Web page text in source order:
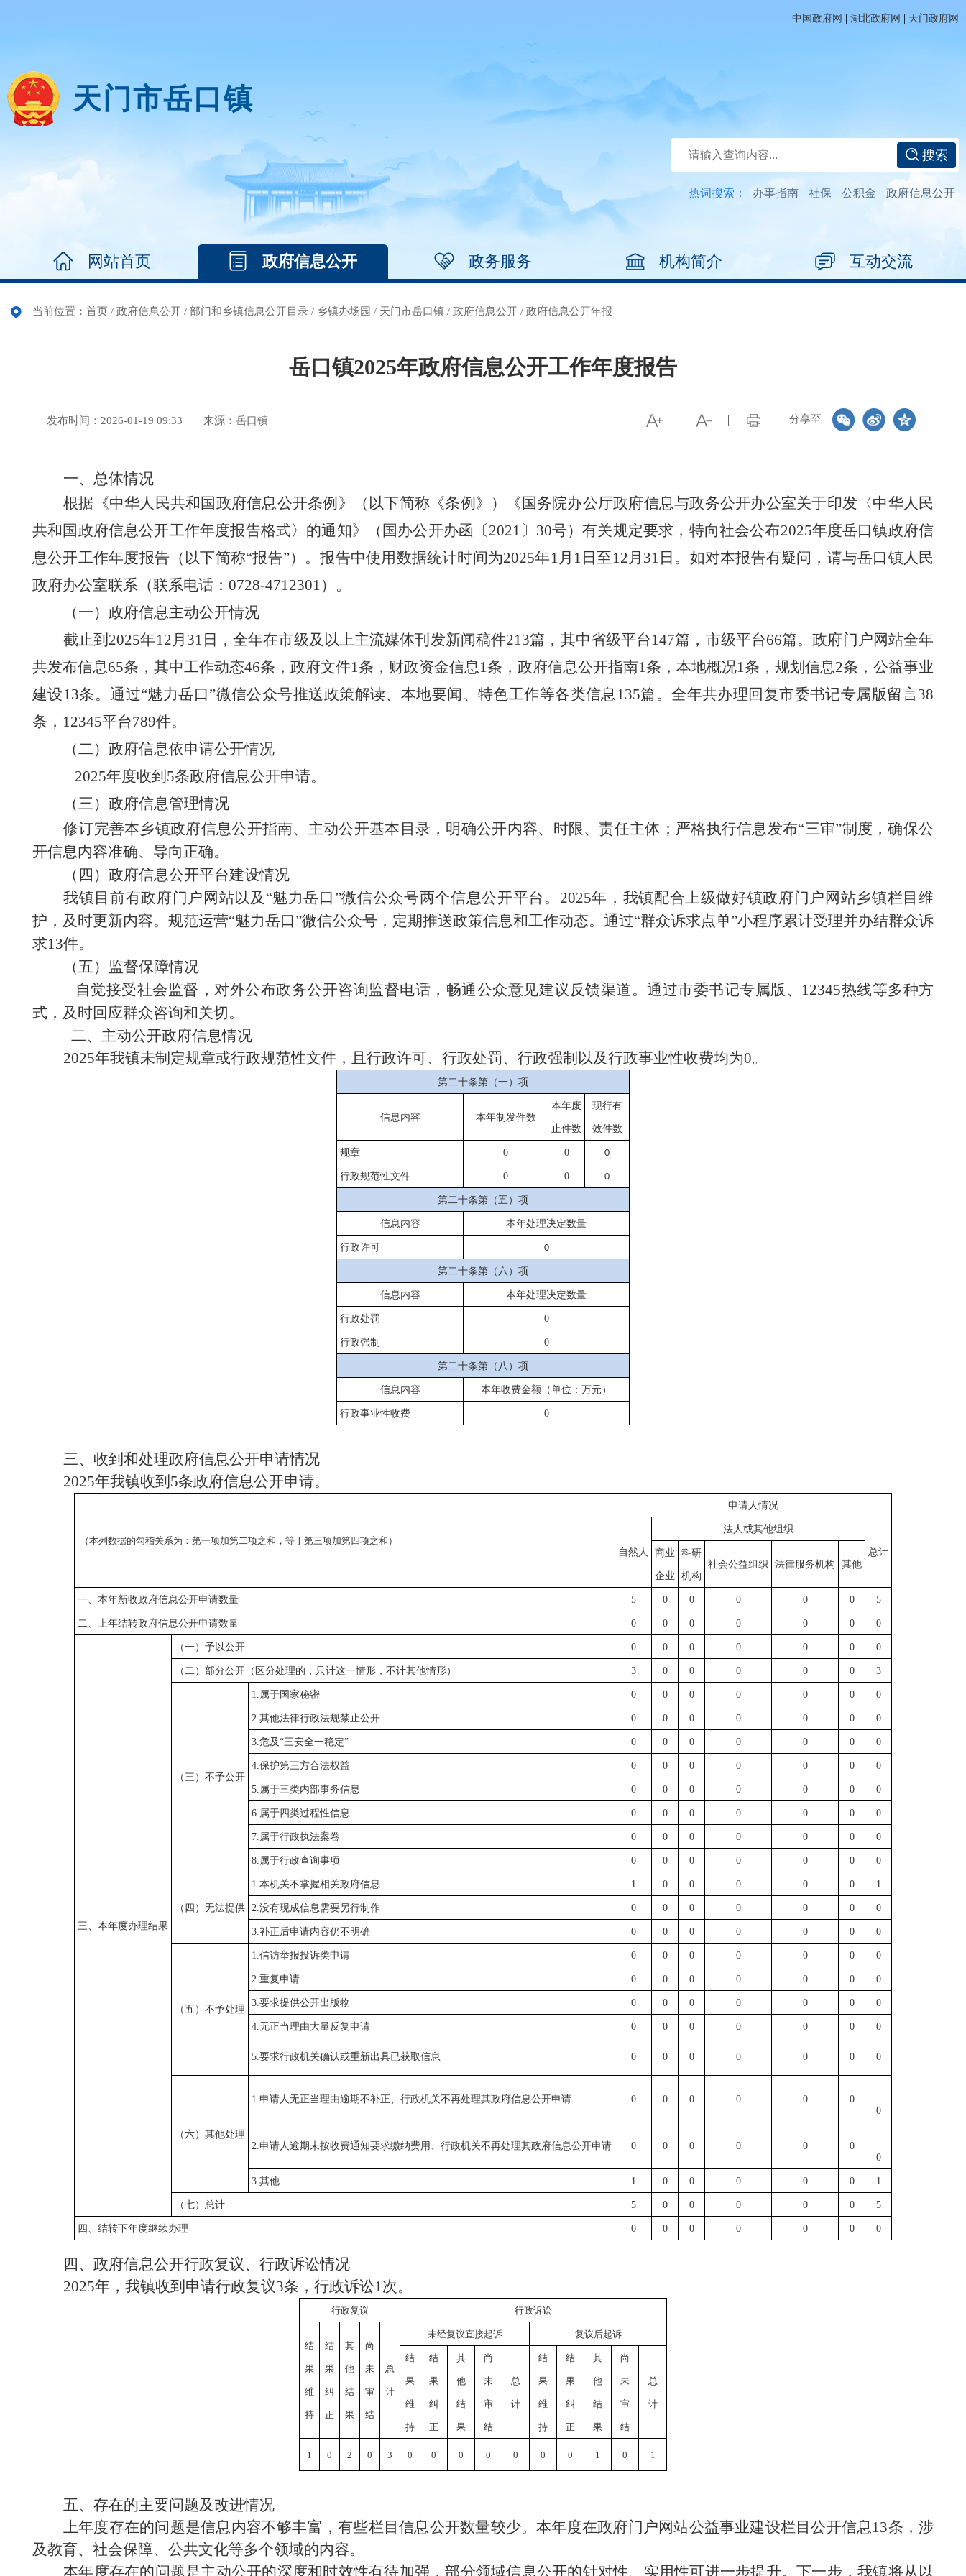
中国政府网 | 湖北政府网 | 天门政府网
天门市岳口镇
搜索
热词搜索： 办事指南 社保 公积金 政府信息公开
网站首页 政府信息公开 政务服务 机构简介 互动交流
当前位置： 首页 / 政府信息公开 / 部门和乡镇信息公开目录 / 乡镇办场园 / 天门市岳口镇 / 政府信息公开 / 政府信息公开年报
岳口镇2025年政府信息公开工作年度报告
分享至
发布时间：2026-01-19 09:33 来源：岳口镇
一、总体情况
根据《中华人民共和国政府信息公开条例》（以下简称《条例》）《国务院办公厅政府信息与政务公开办公室关于印发〈中华人民
共和国政府信息公开工作年度报告格式〉的通知》（国办公开办函〔2021〕30号）有关规定要求，特向社会公布2025年度岳口镇政府信
息公开工作年度报告（以下简称“报告”）。报告中使用数据统计时间为2025年1月1日至12月31日。如对本报告有疑问，请与岳口镇人民
政府办公室联系（联系电话： 0728-4712301）。
（一）政府信息主动公开情况
截止到 2025年12月31日，全年在市级及以上主流媒体刊发新闻稿件213篇 ，其中省级平台147篇 ，市级平台66篇。政府门户网站全年
共发布信息65条，其中工作动态46条 ， 政府文件1条 ， 财政资金信息1条 ， 政府信息公开指南1条 ，本地概况1条， 规划信息2条 ， 公益事业
建设13条。通过“魅力岳口”微信公众号推送政策解读、本地要闻、特色工作等各类信息135篇。全年共办理回复市委书记专属版留言38
条， 12345平台789件。
（二）政府信息依申请公开情况
2025年度收到 5条政府信息公开申请。
（三） 政府信息管理情况
修订完善本乡镇政府信息公开指南、主动公开基本目录，明确公开内容、时限、责任主体；严格执行信息发布“三审”制度，确保公
开信息内容准确、导向正确。
（四）政府信息公开平台建设情况
我镇目前有政府门户网站以及 “魅力岳口”微信公众号两个信息公开平台。2025年，我镇配合上级做好镇政府门户网站乡镇栏目维
护，及时更新内容。规范运营“魅力岳口”微信公众号，定期推送政策信息和工作动态。 通过“群众诉求点单”小程序累计受理并办结群众诉
求13件。
（五）监督保障情况
自觉接受社会监督，对外公布政务公开咨询监督电话，畅通公众意见建议反馈渠道。通过市委书记专属版、12345热线等多种方
式，及时回应群众咨询和关切。
二、主动公开政府信息情况
2025年我镇未制定规章或行政规范性文件，且行政许可、行政处罚、行政强制以及行政事业性收费均为0。
第二十条第（一）项
信息内容 本年制发件数
本年废
止件数
现行有
效件数
规章 0 0 0
行政规范性文件 0 0 0
第二十条第（五）项
信息内容 本年处理决定数量
行政许可 0
第二十条第（六）项
信息内容 本年处理决定数量
行政处罚 0
行政强制 0
第二十条第（八）项
信息内容 本年收费金额（单位：万元）
行政事业性收费 0
三、收到和处理政府信息公开申请情况
2025年我镇收到5条政府信息公开申请。
（本列数据的勾稽关系为：第一项加第二项之和，等于第三项加第四项之和）
申请人情况
自然人
法人或其他组织
总计
商业
企业
科研
机构
社会公益组织 法律服务机构 其他
一、本年新收政府信息公开申请数量 5 0 0 0 0 0 5
二、上年结转政府信息公开申请数量 0 0 0 0 0 0 0
三、本年度办理结果
（一）予以公开 0 0 0 0 0 0 0
（二）部分公开（区分处理的，只计这一情形，不计其他情形） 3 0 0 0 0 0 3
（三）不予公开
1.属于国家秘密 0 0 0 0 0 0 0
2.其他法律行政法规禁止公开 0 0 0 0 0 0 0
3.危及“三安全一稳定” 0 0 0 0 0 0 0
4.保护第三方合法权益 0 0 0 0 0 0 0
5.属于三类内部事务信息 0 0 0 0 0 0 0
6.属于四类过程性信息 0 0 0 0 0 0 0
7.属于行政执法案卷 0 0 0 0 0 0 0
8.属于行政查询事项 0 0 0 0 0 0 0
（四）无法提供
1.本机关不掌握相关政府信息 1 0 0 0 0 0 1
2.没有现成信息需要另行制作 0 0 0 0 0 0 0
3.补正后申请内容仍不明确 0 0 0 0 0 0 0
（五）不予处理
1.信访举报投诉类申请 0 0 0 0 0 0 0
2.重复申请 0 0 0 0 0 0 0
3.要求提供公开出版物 0 0 0 0 0 0 0
4.无正当理由大量反复申请 0 0 0 0 0 0 0
5.要求行政机关确认或重新出具已获取信息 0 0 0 0 0 0 0
（六）其他处理
1.申请人无正当理由逾期不补正、行政机关不再处理其政府信息公开申请 0 0 0 0 0
0
0
2.申请人逾期未按收费通知要求缴纳费用、行政机关不再处理其政府信息公开申请 0 0 0 0 0
0
0
3.其他 1 0 0 0 0 0 1
（七）总计 5 0 0 0 0 0 5
四、结转下年度继续办理 0 0 0 0 0 0 0
四、政府信息公开行政复议、行政诉讼情况
2025年，我镇收到申请行政复议3条，行政诉讼1次。
行政复议 行政诉讼
结
果
维
持
结
果
纠
正
其
他
结
果
尚
未
审
结
总
计
未经复议直接起诉 复议后起诉
结
果
维
持
结
果
纠
正
其
他
结
果
尚
未
审
结
总
计
结
果
维
持
结
果
纠
正
其
他
结
果
尚
未
审
结
总
计
1 0 2 0 3 0 0 0 0 0 0 0 1 0 1
五、存在的主要问题及改进情况
上年度存在的问题是信息内容不够丰富，有些栏目信息公开数量较少。本年度在政府门户网站公益事业建设栏目公开信息13条，涉
及教育、社会保障、公共文化等多个领域的内容。
本年度存在的问题是主动公开的深度和时效性有待加强，部分领域信息公开的针对性、实用性可进一步提升。下一步，我镇将从以